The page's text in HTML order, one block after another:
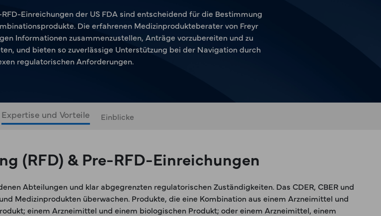
Einreichungen der US FDA sind entscheidend für die Bestimmung
Die erfahrenen Medizinprodukteberater von Freyr
Informationen zusammenzustellen, Anträge vorzubereiten und zu
und bieten so zuverlässige Unterstützung bei der Navigation durch
regulatorischen Anforderungen.
Expertise und Vorteile Einblicke
(RFD) & Pre-RFD-Einreichungen
Abteilungen und klar abgegrenzten regulatorischen Zuständigkeiten. Das CDER, CBER und
Medizinprodukten überwachen. Produkte, die eine Kombination aus einem Arzneimittel und
einem Arzneimittel und einem biologischen Produkt; oder einem Arzneimittel, einem